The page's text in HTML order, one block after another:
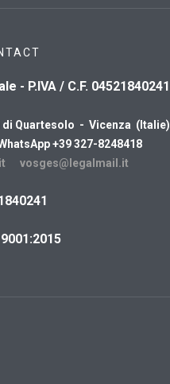
- P.IVA / C.F. 04521840241
Quartesolo - Vicenza (Italie)
+39 327-8248418
vosges@legalmail.it